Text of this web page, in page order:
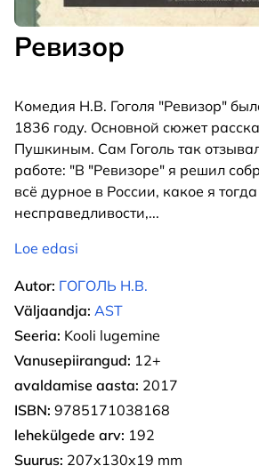
Ревизор
Комедия Н.В. Гоголя "Ревизор"
1836 году. Основной сюжет
Пушкиным. Сам Гоголь так
работе: "В "Ревизоре" я решил
всё дурное в России, какое я
несправедливости,...
Loe edasi
Autor: ГОГОЛЬ Н.В.
Väljaandja: AST
Seeria: Kooli lugemine
Vanusepiirangud: 12+
avaldamise aasta: 2017
ISBN: 9785171038168
lehekülgede arv: 192
Suurus: 207x130x19 mm